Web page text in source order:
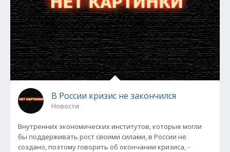
В России кризис не закончился
Новости
Внутренних экономических институтов, которые могли
бы поддерживать рост своими силами, в России не
создано, поэтому говорить об окончании кризиса, -